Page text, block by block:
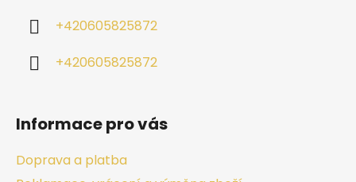
+420605825872
+420605825872
Informace pro vás
Doprava a platba